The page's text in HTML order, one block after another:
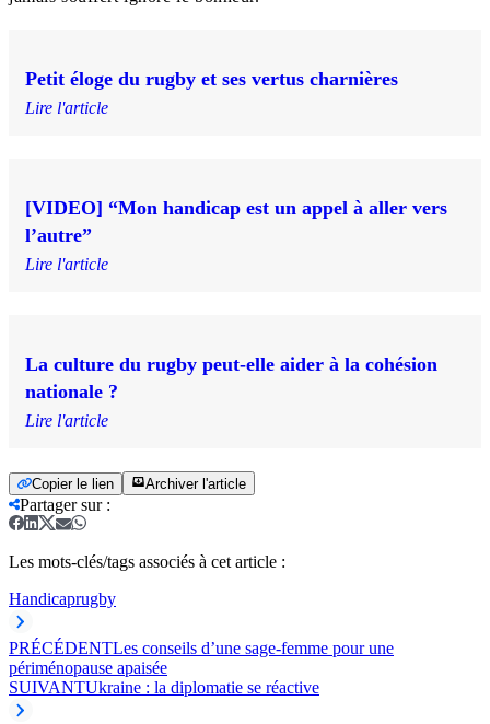
Petit éloge du rugby et ses vertus charnières
Lire l'article
[VIDEO] “Mon handicap est un appel à aller vers
l’autre”
Lire l'article
La culture du rugby peut-elle aider à la cohésion
nationale ?
Lire l'article
Copier le lien Archiver l'article
Partager sur:
Les mots-clés/tags associés à cet article :
Handicaprugby
PRÉCÉDENTLes conseils d’une sage-femme pour une
périménopause apaisée
SUIVANTUkraine : la diplomatie se réactive